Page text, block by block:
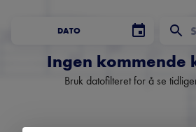
DATO
Ingen kommende
Bruk datofilteret for å se